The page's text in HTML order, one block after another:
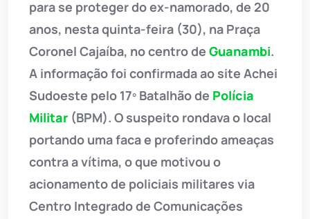
para se proteger do ex-namorado, de 20
anos, nesta quinta-feira (30), na Praça
Coronel Cajaíba, no centro de Guanambi.
A informação foi confirmada ao site Achei
Sudoeste pelo 17º Batalhão de Polícia
Militar (BPM). O suspeito rondava o local
portando uma faca e proferindo ameaças
contra a vítima, o que motivou o
acionamento de policiais militares via
Centro Integrado de Comunicações